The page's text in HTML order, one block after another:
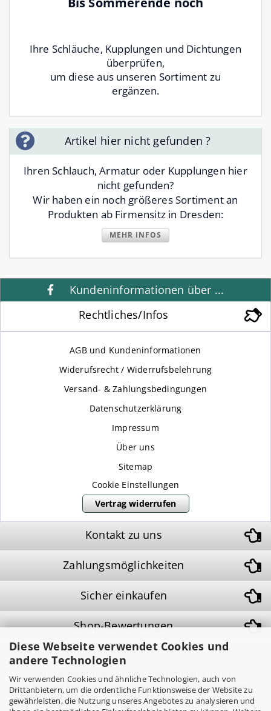
Diese Webseite verwendet Cookies und
andere Technologien
Wir verwenden Cookies und ähnliche Technologien, auch von
Drittanbietern, um die ordentliche Funktionsweise der Website zu
gewährleisten, die Nutzung unseres Angebotes zu analysieren und
Ihre Schläuche, Kupplungen und Dichtungen
überprüfen,
um diese aus unseren Sortiment zu
ergänzen.
Artikel hier nicht gefunden ?
Ihren Schlauch, Armatur oder Kupplungen hier
nicht gefunden?
Wir haben ein noch größeres Sortiment an
Produkten ab Firmensitz in Dresden:
MEHR INFOS
Kundeninformationen über ...
Rechtliches/Infos
AGB und Kundeninformationen
Widerufsrecht / Widerrufsbelehrung
Versand- & Zahlungsbedingungen
Datenschutzerklärung
Impressum
Über uns
Sitemap
Cookie Einstellungen
Vertrag widerrufen
Kontakt zu uns
Zahlungsmöglichkeiten
Sicher einkaufen
Shop-Bewertungen
Alle aufgeführten Firmen-, Markennamen und
Warenzeichen sind Eigentum ihrer jeweiligen Inhaber
und dienen lediglich zur Identifikation und Beschreibung